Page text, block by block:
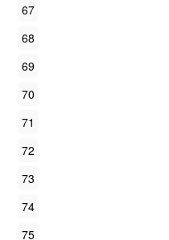
67
68
69
70
71
72
73
74
75